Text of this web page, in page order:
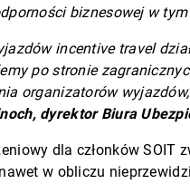
biznesowej w
incentive travel
po stronie
organizatorów
dyrektor Biura
dla członków
w obliczu